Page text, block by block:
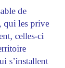
de
qui les prive
celles-ci
s’installent